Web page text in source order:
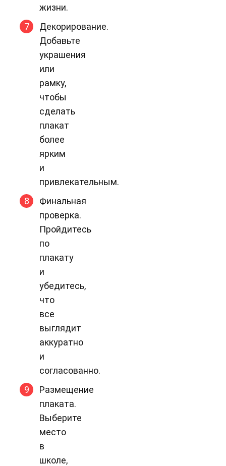
жизни.
Декорирование.
Добавьте
украшения
или
рамку,
чтобы
сделать
плакат
более
ярким
и
привлекательным.
Финальная
проверка.
Пройдитесь
по
плакату
и
убедитесь,
что
все
выглядит
аккуратно
и
согласованно.
Размещение
плаката.
Выберите
место
в
школе,